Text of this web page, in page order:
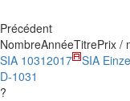
Précédent
NombreAnnéeTitrePrix /
SIA 1031
D-1031
?
2017 SIA